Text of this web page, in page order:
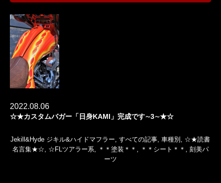
2022.08.06
☆★カスタムバガー「日身KAMI」完成です∼3∼★☆
Jekill&Hyde ジキル&ハイドマフラー,すべての記事,車種別 , ☆★読書
名言集★☆, ☆FLツアラー系, ＊＊塗装＊＊ , ＊＊シート＊＊ , 刻美パ
ーツ